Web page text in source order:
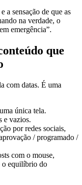
a sensação de que as
na verdade, o
emergência”.
que
com datas. É uma
única tela.
e vazios.
por redes sociais,
/ programado /
com o mouse,
o equilíbrio do